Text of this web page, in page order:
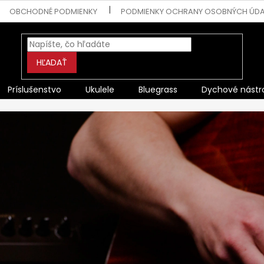
OBCHODNÉ PODMIENKY PODMIENKY OCHRANY OSOBNÝCH
HĽADAŤ
Príslušenstvo Ukulele Bluegrass Dychové